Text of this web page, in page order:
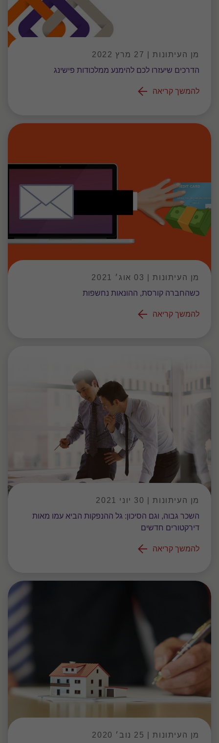
מן העיתונות | 27 מרץ 2022
הדרכים שיעזרו לכם להימנע ממלכודות פישינג
להמשך קריאה
מן העיתונות | 03 אוג׳ 2021
כשהחברה קורסת, ההונאות נחשפות
להמשך קריאה
מן העיתונות | 30 יוני 2021
השכר גבוה, וגם הסיכון: גל ההנפקות הביא עמו מאות
דירקטורים חדשים
להמשך קריאה
מן העיתונות | 25 נוב׳ 2020